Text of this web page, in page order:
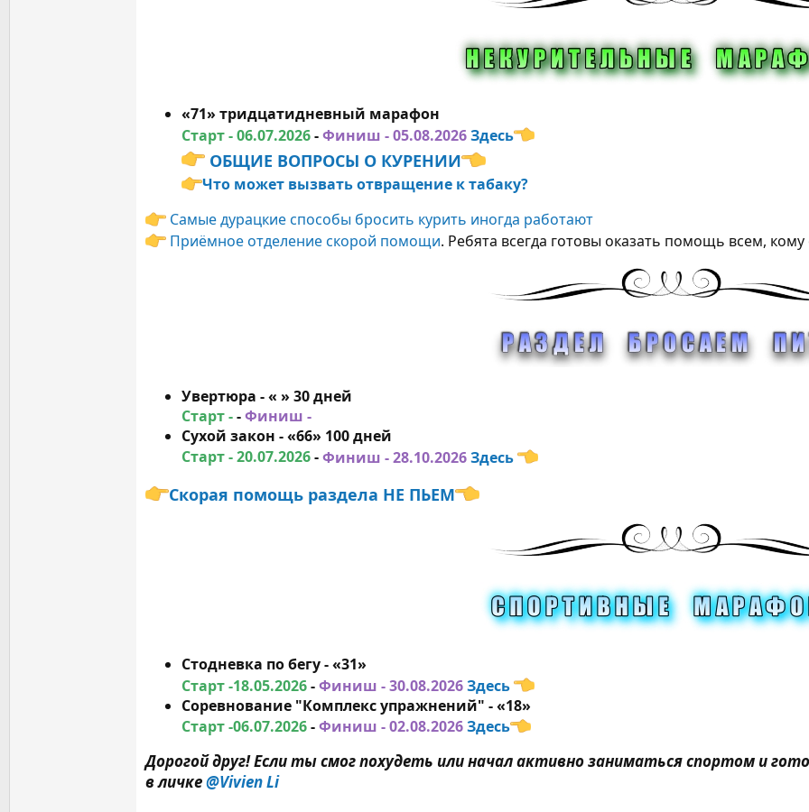
«71» тридцатидневный марафон
Старт - 06.07.2026-Финиш - 05.08.2026Здесь
ОБЩИЕ ВОПРОСЫ О КУРЕНИИ
Что может вызвать отвращение к табаку?
Самые дурацкие способы бросить курить иногда работают
Приёмное отделение скорой помощи. Ребята всегда готовы оказать помощь всем,
Увертюра - « » 30 дней
Старт --Финиш -
Сухой закон - «66» 100 дней
Старт - 20.07.2026-Финиш - 28.10.2026Здесь
Скорая помощь раздела НЕ ПЬЕМ
Стодневка по бегу - «31»
Старт -18.05.2026-Финиш - 30.08.2026Здесь
Соревнование "Комплекс упражнений" - «18»
Старт -06.07.2026-Финиш - 02.08.2026Здесь
Дорогой друг! Если ты смог похудеть или начал активно заниматься спортом и
в личке@Vivien Li